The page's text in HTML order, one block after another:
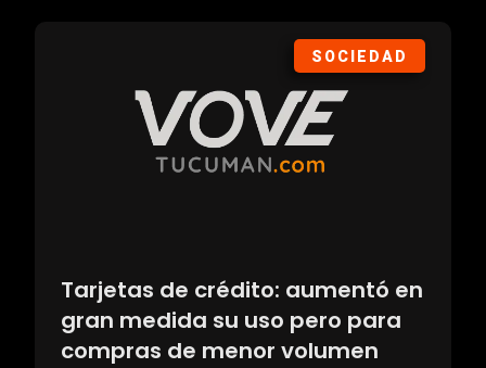
SOCIEDAD
Tarjetas de crédito: aumentó en
gran medida su uso pero para
compras de menor volumen